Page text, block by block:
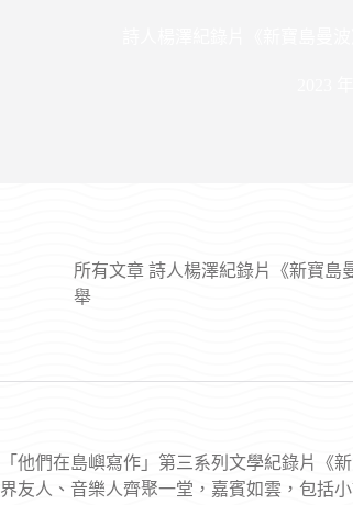
所有文章 詩人楊澤紀錄片《新寶
舉
「他們在島嶼寫作」第三系列文學紀錄片《
界友人、音樂人齊聚一堂，嘉賓如雲，包括